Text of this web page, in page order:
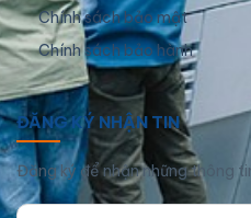
Chính sách bảo mật
Chính sách bảo hành
ĐĂNG KÝ NHẬN TIN
Đăng ký để nhận những thông